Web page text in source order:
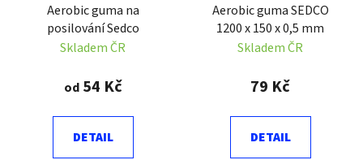
Aerobic guma na
posilování Sedco
Skladem ČR
od54 Kč
DETAIL
Aerobic guma SEDCO
1200 x 150 x 0,5 mm
Skladem ČR
79 Kč
DETAIL